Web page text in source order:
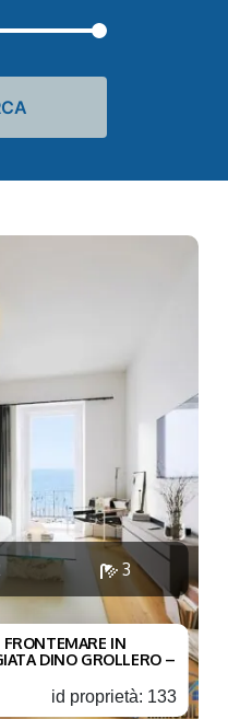
3
FRONTEMARE IN
DINO GROLLERO –
id proprietà: 133